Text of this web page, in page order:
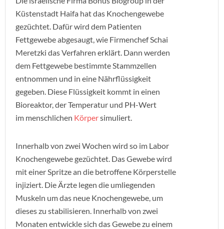
Küstenstadt Haifa hat das Knochengewebe
gezüchtet. Dafür wird dem Patienten
Fettgewebe abgesaugt, wie Firmenchef Schai
Meretzki das Verfahren erklärt. Dann werden
dem Fettgewebe bestimmte Stammzellen
entnommen und in eine Nährflüssigkeit
gegeben. Diese Flüssigkeit kommt in einen
Bioreaktor, der Temperatur und PH-Wert
im menschlichen Körpersimuliert.
Innerhalb von zwei Wochen wird so im Labor
Knochengewebe gezüchtet. Das Gewebe wird
mit einer Spritze an die betroffene Körperstelle
injiziert. Die Ärzte legen die umliegenden
Muskeln um das neue Knochengewebe, um
dieses zu stabilisieren. Innerhalb von zwei
Monaten entwickle sich das Gewebe zu einem